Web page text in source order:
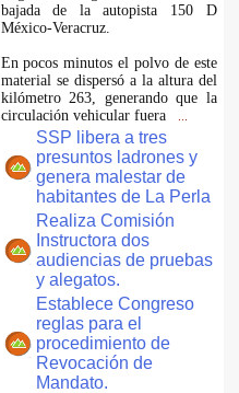
bajada de la autopista 150 D
México-Veracruz.
En pocos minutos el polvo de este
material se dispersó a la altura del
kilómetro 263, generando que la
circulación vehicular fuera
SSP libera a tres
presuntos ladrones y
genera malestar de
habitantes de La Perla
Realiza Comisión
Instructora dos
audiencias de pruebas
y alegatos.
Establece Congreso
reglas para el
procedimiento de
Revocación de
Mandato.